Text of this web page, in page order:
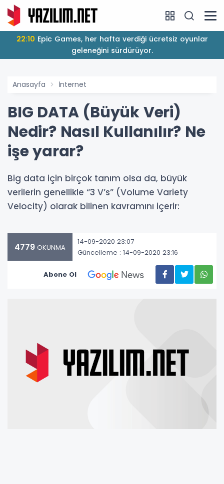
22:10
geleneğini sürdürüyor.
Anasayfa İnternet
BIG DATA (Büyük Veri)
Nedir? Nasıl Kullanılır? Ne
işe yarar?
Big data için birçok tanım olsa da, büyük
verilerin genellikle “3 V’s” (Volume Variety
Velocity) olarak bilinen kavramını içerir:
4779 OKUNMA
14-09-2020 23:07
Güncelleme : 14-09-2020 23:16
Abone Ol